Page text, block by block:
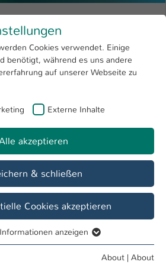
4
Open submenu
Sciences
DER HOCHSCHULE
und Bewerber*innen-
Cookies verwendet. Einige
benötigt, während es uns andere
auf unserer Webseite zu
Externe Inhalte
akzeptieren
& schließen
Cookies akzeptieren
für grundlegende Funktionen
anzeigen
About | About